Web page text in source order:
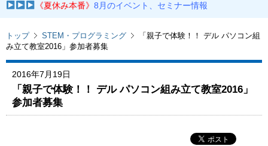
《夏休み本番》8月のイベント、セミナー情報
トップ STEM・プログラミング
「親子で体験！！ デル パソコン組
み立て教室2016」参加者募集
2016年7月19日
「親子で体験！！ デル パソコン組み立て教室2016」
参加者募集